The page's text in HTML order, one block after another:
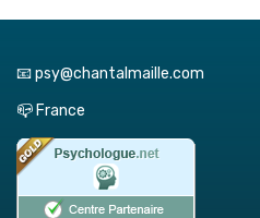
📧 psy@chantalmaille.com
📪 France